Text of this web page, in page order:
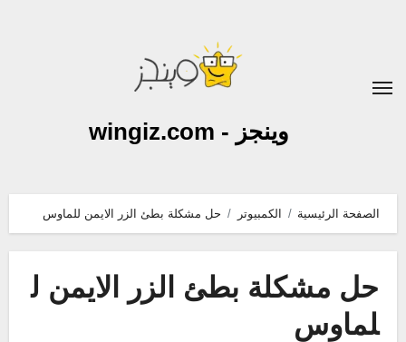
وينجز - wingiz.com
الصفحة الرئيسية الكمبيوتر حل مشكلة بطئ الزر الايمن للماوس
حل مشكلة بطئ الزر الايمن ل
لماوس